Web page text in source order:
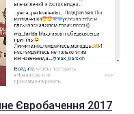
Євробачення 2017